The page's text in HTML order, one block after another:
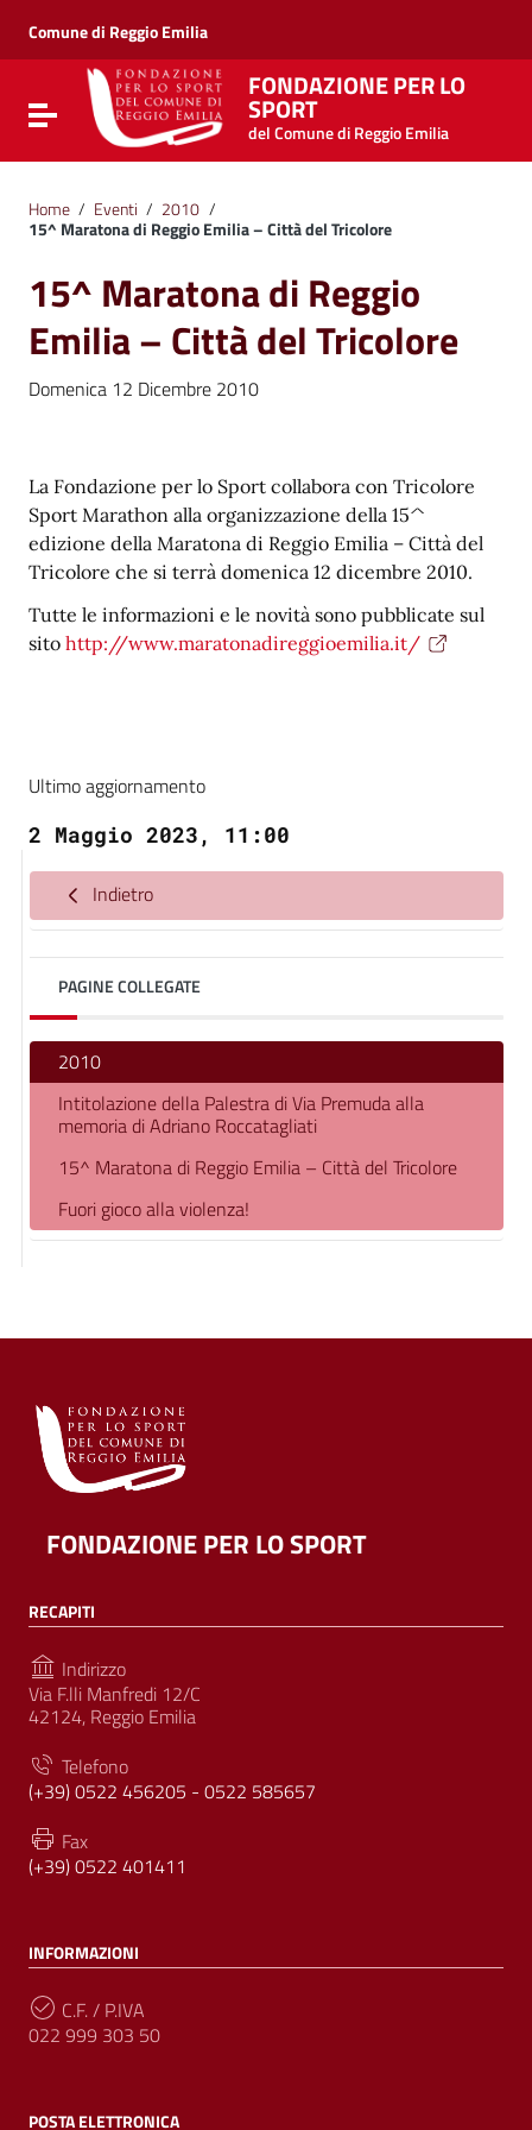
Vai al menu di navigazione
Vai al footer
Comune di Reggio Emilia
Attiva / disattiva la navigazione
FONDAZIONE PER LO
SPORT
del Comune di Reggio Emilia
Home / Eventi / 2010 /
15^ Maratona di Reggio Emilia – Città del Tricolore
15^ Maratona di Reggio
Emilia – Città del Tricolore
Domenica 12 Dicembre 2010
La Fondazione per lo Sport collabora con Tricolore
Sport Marathon alla organizzazione della 15^
edizione della Maratona di Reggio Emilia – Città del
Tricolore che si terrà domenica 12 dicembre 2010.
Tutte le informazioni e le novità sono pubblicate sul
sito http://www.maratonadireggioemilia.it/
Ultimo aggiornamento
2 Maggio 2023, 11:00
Indietro
PAGINE COLLEGATE
2010
Intitolazione della Palestra di Via Premuda alla
memoria di Adriano Roccatagliati
15^ Maratona di Reggio Emilia – Città del Tricolore
Fuori gioco alla violenza!
FONDAZIONE PER LO SPORT
RECAPITI
Indirizzo
Via F.lli Manfredi 12/C
42124, Reggio Emilia
Telefono
(+39) 0522 456205 - 0522 585657
Fax
(+39) 0522 401411
INFORMAZIONI
C.F. / P.IVA
022 999 303 50
POSTA ELETTRONICA